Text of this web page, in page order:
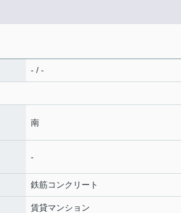
- / -
南
-
鉄筋コンクリート
賃貸マンション